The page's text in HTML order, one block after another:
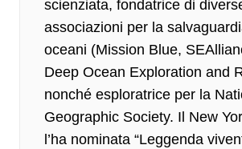
scienziata, fondatrice di
associazioni per la
oceani (Mission Blue,
Deep Ocean Exploration and
nonché esploratrice per la
Geographic Society. Il New
l’ha nominata “Leggenda